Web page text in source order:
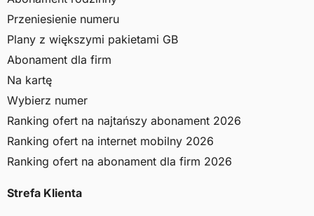
Przeniesienie numeru
Plany z większymi pakietami GB
Abonament dla firm
Na kartę
Wybierz numer
Ranking ofert na najtańszy abonament 2026
Ranking ofert na internet mobilny 2026
Ranking ofert na abonament dla firm 2026
Strefa Klienta